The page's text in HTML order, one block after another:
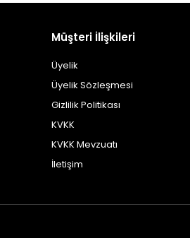
Müşteri İlişkileri
Üyelik
Üyelik Sözleşmesi
Gizlilik Politikası
KVKK
KVKK Mevzuatı
İletişim